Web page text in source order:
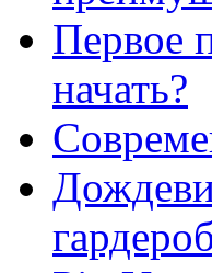
Первое
начать?